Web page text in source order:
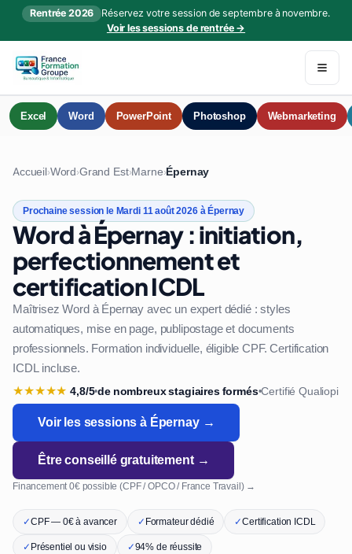
Rentrée 2026
Réservez votre session de septembre à novembre.
Voir les sessions de rentrée →
Excel Word PowerPoint Photoshop Webmarketing
Accueil›Word›Grand Est›Marne›Épernay
Prochaine session le Mardi 11 août 2026 à Épernay
Word à Épernay : initiation,
perfectionnement et
certification ICDL
Maîtrisez Word à Épernay avec un expert dédié : styles
automatiques, mise en page, publipostage et documents
professionnels. Formation individuelle, éligible CPF. Certification
ICDL incluse.
★★★★★ 4,8/5•de nombreux stagiaires formés•Certifié Qualiopi
Voir les sessions à Épernay →
Être conseillé gratuitement →
Financement 0€ possible (CPF / OPCO / France Travail) →
✓CPF — 0€ à avancer ✓Formateur dédié ✓Certification ICDL
✓Présentiel ou visio ✓94% de réussite